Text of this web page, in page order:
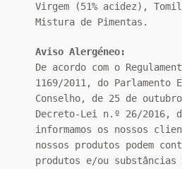
Virgem (51% acidez),
Mistura de Pimentas.
Aviso Alergéneo:
De acordo com o
1169/2011, do Parlamento
Conselho, de 25 de
Decreto-Lei n.º 26/2016,
informamos os nossos
nossos produtos podem
produtos e/ou